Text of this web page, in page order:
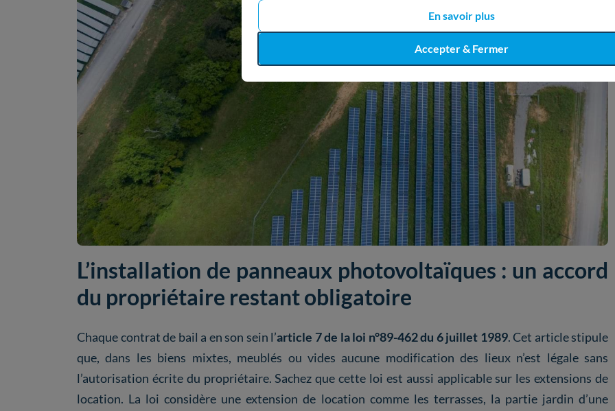
En savoir plus
Accepter & Fermer
L’installation de panneaux photovoltaïques : un accord
du propriétaire restant obligatoire
Chaque contrat de bail a en son sein l’article 7 de la loi n°89-462 du 6 juillet 1989. Cet article stipule
que, dans les biens mixtes, meublés ou vides aucune modification des lieux n’est légale sans
l’autorisation écrite du propriétaire. Sachez que cette loi est aussi applicable sur les extensions de
location. La loi considère une extension de location comme les terrasses, la partie jardin d’une